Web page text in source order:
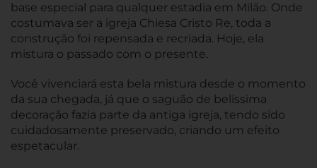
base especial para qualquer estadia em Milão. Onde
costumava ser a igreja Chiesa Cristo Re, toda a
construção foi repensada e recriada. Hoje, ela
mistura o passado com o presente.
Você vivenciará esta bela mistura desde o momento
da sua chegada, já que o saguão de belíssima
decoração fazia parte da antiga igreja, tendo sido
cuidadosamente preservado, criando um efeito
espetacular.